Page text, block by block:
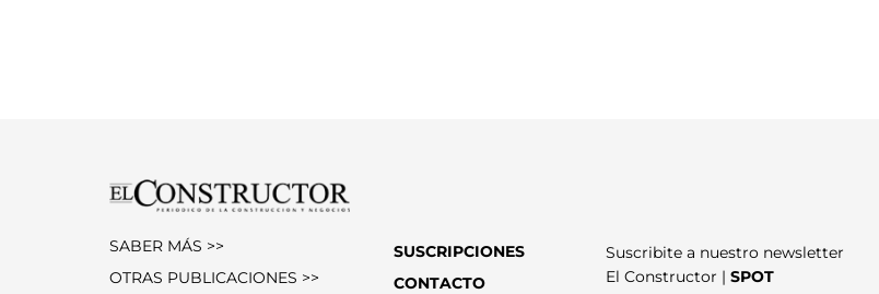
SABER MÁS >>
OTRAS PUBLICACIONES >>
SUSCRIPCIONES
CONTACTO
Suscribite a nuestro newsletter
El Constructor | SPOT